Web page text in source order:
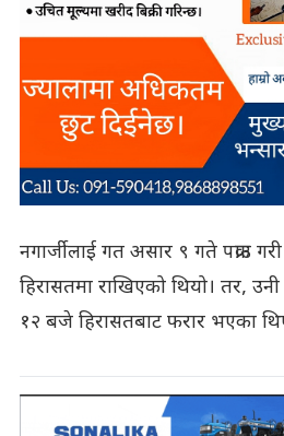
नगार्जीलाई गत असार ९ गते पक्राउ
हिरासतमा राखिएको थियो। तर,
१२ बजे हिरासतबाट फरार भएका